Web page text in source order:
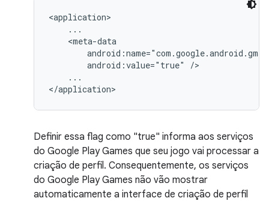
<application>
    ...
    <meta-data
        android:value="true" />
    ...
Definir essa flag como "true" informa aos serviços
do Google Play Games que seu jogo vai processar a
criação de perfil. Consequentemente, os serviços
do Google Play Games não vão mostrar
automaticamente a interface de criação de perfil